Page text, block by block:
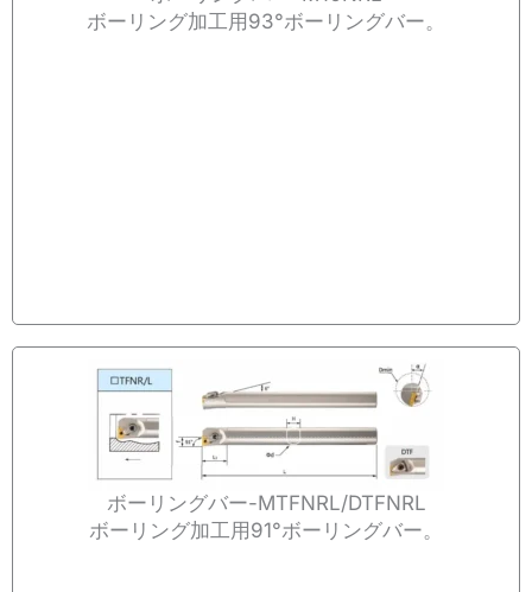
ボーリング加工用93°ボーリングバー。
ボーリングバー-MTFNRL/DTFNRL
ボーリング加工用91°ボーリングバー。